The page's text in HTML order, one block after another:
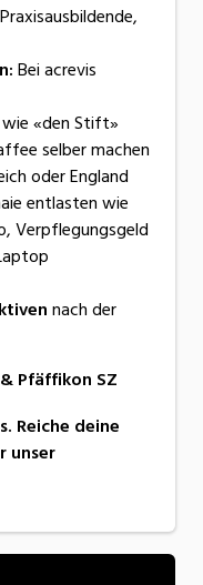
Bei acrevis
«den Stift»
selber machen
oder England
entlasten wie
Verpflegungsgeld
nach der
Pfäffikon SZ
Reiche deine
unser